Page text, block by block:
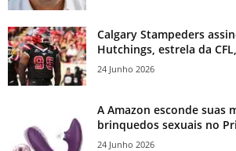
Calgary Stampeders
Hutchings, estrela da
24 Junho 2026
A Amazon esconde suas
brinquedos sexuais no
24 Junho 2026